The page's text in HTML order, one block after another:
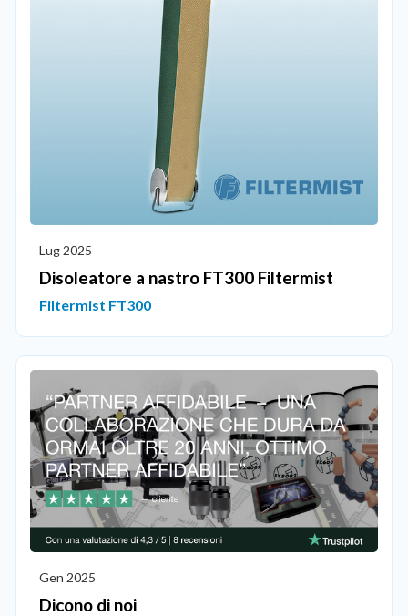
Lug 2025
Disoleatore a nastro FT300 Filtermist
Filtermist FT300
Gen 2025
Dicono di noi